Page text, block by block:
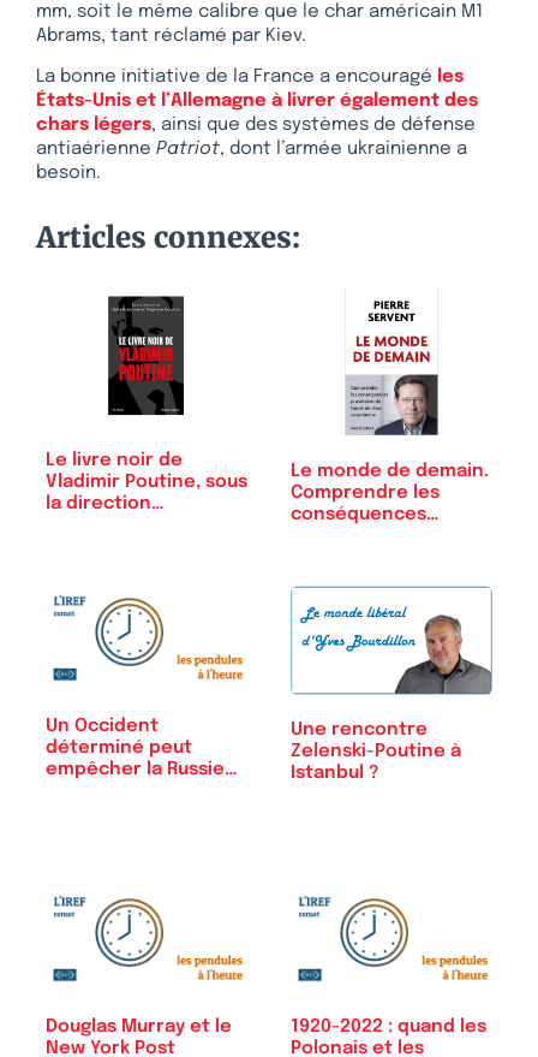
mm, soit le même calibre que le char américain M1
Abrams, tant réclamé par Kiev.
La bonne initiative de la France a encouragé les
États-Unis et l’Allemagne à livrer également des
chars légers, ainsi que des systèmes de défense
antiaérienne Patriot, dont l’armée ukrainienne a
besoin.
Articles connexes:
Le livre noir de
Vladimir Poutine, sous
la direction…
Le monde de demain.
Comprendre les
conséquences…
Un Occident
déterminé peut
empêcher la Russie…
Une rencontre
Zelenski-Poutine à
Istanbul ?
Douglas Murray et le
New York Post
1920-2022 : quand les
Polonais et les